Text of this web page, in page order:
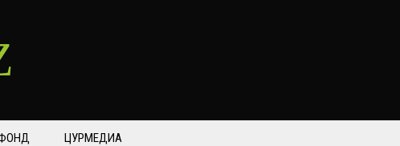
ЦУРМЕДИА